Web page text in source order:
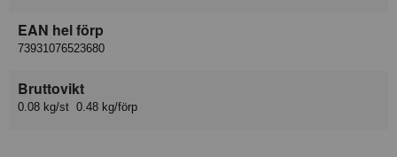
EAN hel förp
73931076523680
Bruttovikt
0.08 kg/st 0.48 kg/förp